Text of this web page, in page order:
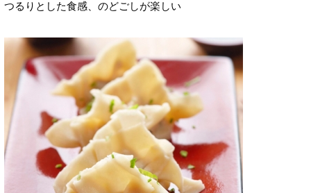
つるりとした食感、のどごしが楽しい